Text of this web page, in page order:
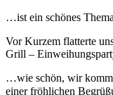
…ist ein schönes
Vor Kurzem flatterte
Grill –
…wie schön, wir
einer fröhlichen